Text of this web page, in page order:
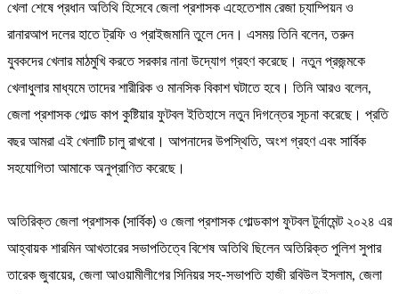
খেলা শেষে প্রধান অতিথি হিসেবে জেলা প্রশাসক এহেতেশাম রেজা চ্যাম্পিয়ন ও
রানারআপ দলের হাতে ট্রফি ও প্রাইজমানি তুলে দেন। এসময় তিনি বলেন, তরুন
যুবকদের খেলার মাঠমুখি করতে সরকার নানা উদ্যোগ গ্রহণ করেছে। নতুন প্রজন্মকে
খেলাধুলার মাধ্যমে তাদের শারীরিক ও মানসিক বিকাশ ঘটাতে হবে। তিনি আরও বলেন,
জেলা প্রশাসক গোল্ড কাপ কুষ্টিয়ার ফুটবল ইতিহাসে নতুন দিগন্তের সূচনা করেছে। প্রতি
বছর আমরা এই খেলাটি চালু রাখবো। আপনাদের উপস্থিতি, অংশ গ্রহণ এবং সার্বিক
সহযোগিতা আমাকে অনুপ্রাণিত করেছে।
অতিরিক্ত জেলা প্রশাসক (সার্বিক) ও জেলা প্রশাসক গোল্ডকাপ ফুটবল টুর্নামেন্ট ২০২৪ এর
আহ্বায়ক শারমিন আখতারের সভাপতিত্বে বিশেষ অতিথি ছিলেন অতিরিক্ত পুলিশ সুপার
তারেক জুবায়ের, জেলা আওয়ামীলীগের সিনিয়র সহ-সভাপতি হাজী রবিউল ইসলাম, জেলা